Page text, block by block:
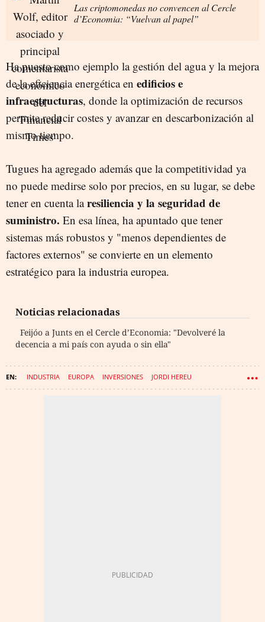
Las criptomonedas no convencen al Cercle
d’Economia: “Vuelvan al papel”
Ha puesto como ejemplo la gestión del agua y la mejora
de la eficiencia energética en edificios e
infraestructuras, donde la optimización de recursos
permite reducir costes y avanzar en descarbonización al
mismo tiempo.
Tugues ha agregado además que la competitividad ya
no puede medirse solo por precios, en su lugar, se debe
tener en cuenta laresiliencia y la seguridad de
suministro. En esa línea, ha apuntado que tener
sistemas más robustos y "menos dependientes de
factores externos" se convierte en un elemento
estratégico para la industria europea.
Noticias relacionadas
Feijóo a Junts en el Cercle d’Economia: "Devolveré la
decencia a mi país con ayuda o sin ella"
INDUSTRIA EUROPA INVERSIONES JORDI HEREU